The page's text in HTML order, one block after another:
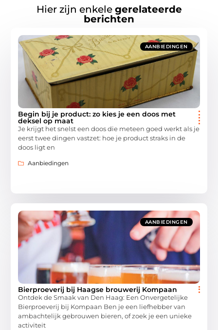
Hier zijn enkele gerelateerde
berichten
AANBIEDINGEN
Begin bij je product: zo kies je een doos met
deksel op maat
Je krijgt het snelst een doos die meteen goed werkt als je
eerst twee dingen vastzet: hoe je product straks in de
doos ligt en
Aanbiedingen
AANBIEDINGEN
Bierproeverij bij Haagse brouwerij Kompaan
Ontdek de Smaak van Den Haag: Een Onvergetelijke
Bierproeverij bij Kompaan Ben je een liefhebber van
ambachtelijk gebrouwen bieren, of zoek je een unieke
activiteit